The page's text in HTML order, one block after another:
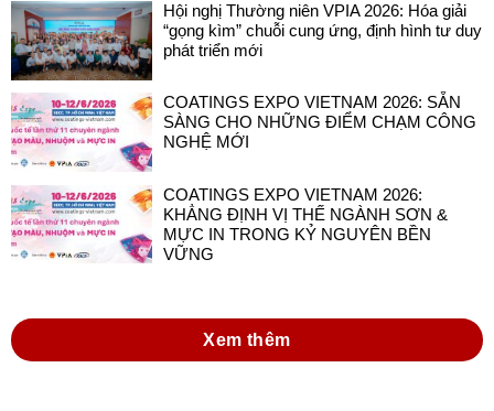
Hội nghị Thường niên VPIA 2026: Hóa giải
“gọng kìm” chuỗi cung ứng, định hình tư duy
phát triển mới
COATINGS EXPO VIETNAM 2026: SẴN
SÀNG CHO NHỮNG ĐIỂM CHẠM CÔNG
NGHỆ MỚI
COATINGS EXPO VIETNAM 2026:
KHẲNG ĐỊNH VỊ THẾ NGÀNH SƠN &
MỰC IN TRONG KỶ NGUYÊN BỀN
VỮNG
Xem thêm